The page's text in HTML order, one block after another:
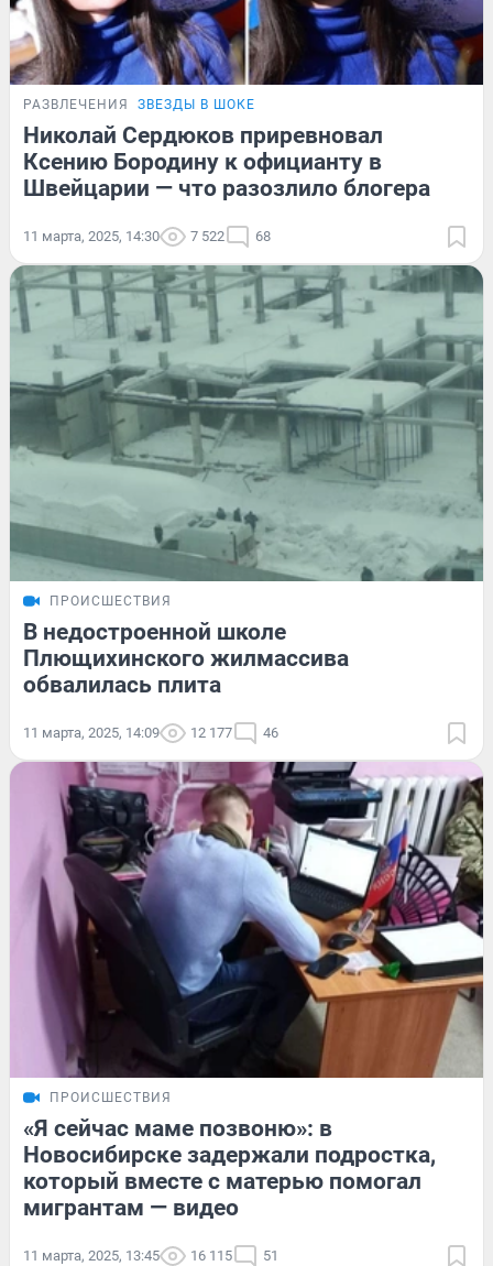
РАЗВЛЕЧЕНИЯ ЗВЕЗДЫ В ШОКЕ
Николай Сердюков приревновал
Ксению Бородину к официанту в
Швейцарии — что разозлило блогера
11 марта, 2025, 14:30 7 522 68
ПРОИСШЕСТВИЯ
В недостроенной школе
Плющихинского жилмассива
обвалилась плита
11 марта, 2025, 14:09 12 177 46
ПРОИСШЕСТВИЯ
«Я сейчас маме позвоню»: в
Новосибирске задержали подростка,
который вместе с матерью помогал
мигрантам — видео
11 марта, 2025, 13:45 16 115 51